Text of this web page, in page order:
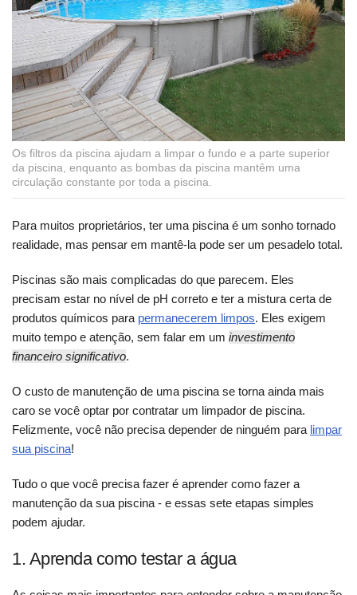
Os filtros da piscina ajudam a limpar o fundo e a parte superior
da piscina, enquanto as bombas da piscina mantêm uma
circulação constante por toda a piscina.
Para muitos proprietários, ter uma piscina é um sonho tornado
realidade, mas pensar em mantê-la pode ser um pesadelo total.
Piscinas são mais complicadas do que parecem. Eles
precisam estar no nível de pH correto e ter a mistura certa de
produtos químicos para permanecerem limpos. Eles exigem
muito tempo e atenção, sem falar em um investimento
financeiro significativo.
O custo de manutenção de uma piscina se torna ainda mais
caro se você optar por contratar um limpador de piscina.
Felizmente, você não precisa depender de ninguém para limpar
sua piscina!
Tudo o que você precisa fazer é aprender como fazer a
manutenção da sua piscina - e essas sete etapas simples
podem ajudar.
1. Aprenda como testar a água